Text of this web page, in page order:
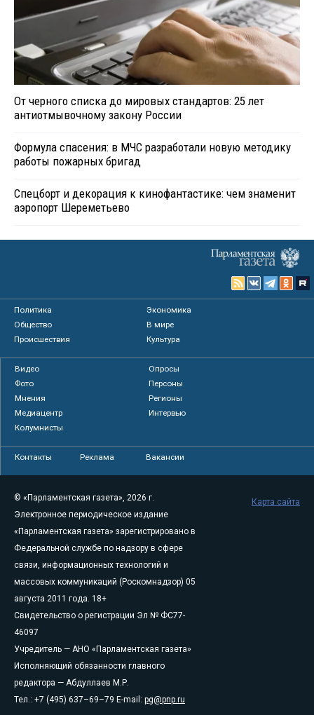
От черного списка до мировых стандартов: 25 лет
антиотмывочному закону России
Формула спасения: в МЧС разработали новую методику
работы пожарных бригад
Спецборт и декорация к кинофантастике: чем знаменит
аэропорт Шереметьево
Политика
Экономика
Общество
В мире
Происшествия
Культура
Видео
Опросы
Фото
Персоны
Мнения
Регионы
Медиацентр
Интервью
Колумнисты
Контакты Реклама Вакансии
© «Парламентская газета», 2026 г.
Электронное периодическое издание
«Парламентская газета» зарегистрировано в
Федеральной службе по надзору в сфере
связи, информационных технологий и
массовых коммуникаций (Роскомнадзор) 05
августа 2011 года. 18+
Свидетельство о регистрации Эл № ФС77-
46097
Учредитель — АНО «Парламентская газета»
Исполняющий обязанности главного
редактора — Абдуллаев М.Р.
Тел.: +7 (495) 637–69–79 E-mail: pg@pnp.ru
Карта сайта